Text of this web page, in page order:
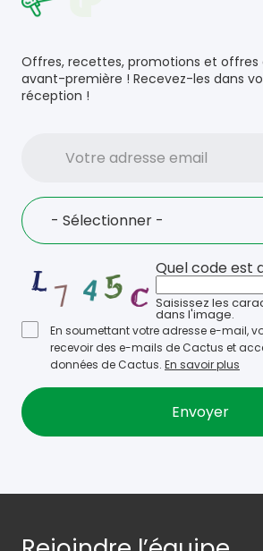
Offres, recettes, promotions et offres
avant-première ! Recevez-les dans
réception !
adresse
Language
- Sélectionner -
Quel code est
Saisissez les
dans l'image.
En soumettant votre adresse e-mail,
recevoir des e-mails de Cactus et
données de Cactus. En savoir plus